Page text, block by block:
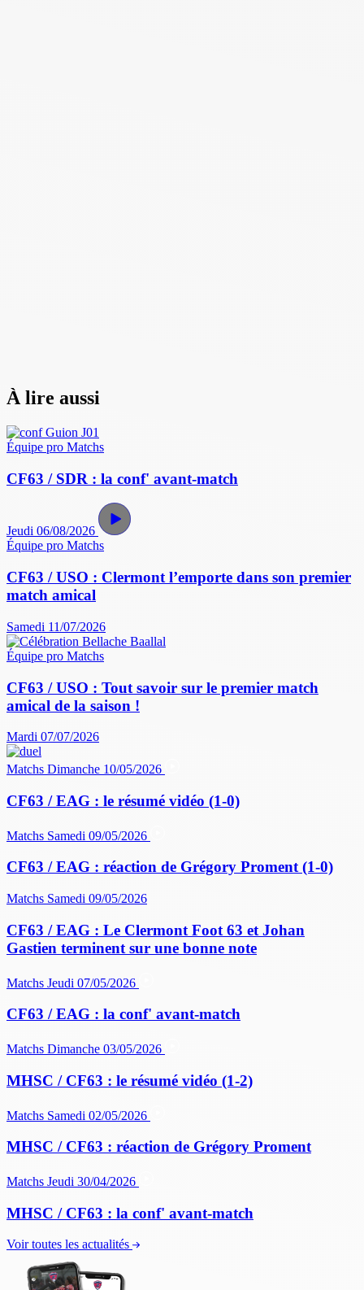
À lire aussi
Équipe pro Matchs
CF63 / SDR : la conf' avant-match
Jeudi 06/08/2026
Équipe pro Matchs
CF63 / USO : Clermont l’emporte dans son premier
match amical
Samedi 11/07/2026
Équipe pro Matchs
CF63 / USO : Tout savoir sur le premier match
amical de la saison !
Mardi 07/07/2026
Matchs Dimanche 10/05/2026
CF63 / EAG : le résumé vidéo (1-0)
Matchs Samedi 09/05/2026
CF63 / EAG : réaction de Grégory Proment (1-0)
Matchs Samedi 09/05/2026
CF63 / EAG : Le Clermont Foot 63 et Johan
Gastien terminent sur une bonne note
Matchs Jeudi 07/05/2026
CF63 / EAG : la conf' avant-match
Matchs Dimanche 03/05/2026
MHSC / CF63 : le résumé vidéo (1-2)
Matchs Samedi 02/05/2026
MHSC / CF63 : réaction de Grégory Proment
Matchs Jeudi 30/04/2026
MHSC / CF63 : la conf' avant-match
Voir toutes les actualités